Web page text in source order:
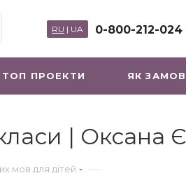
0-800-212-024
RU | UA
ТОП ПРОЕКТИ ЯК
| Оксана
мов для дітей —